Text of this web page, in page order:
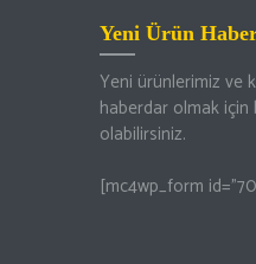
Yeni Ürün
Yeni ürünlerimiz ve
haberdar olmak için
olabilirsiniz.
[mc4wp_form